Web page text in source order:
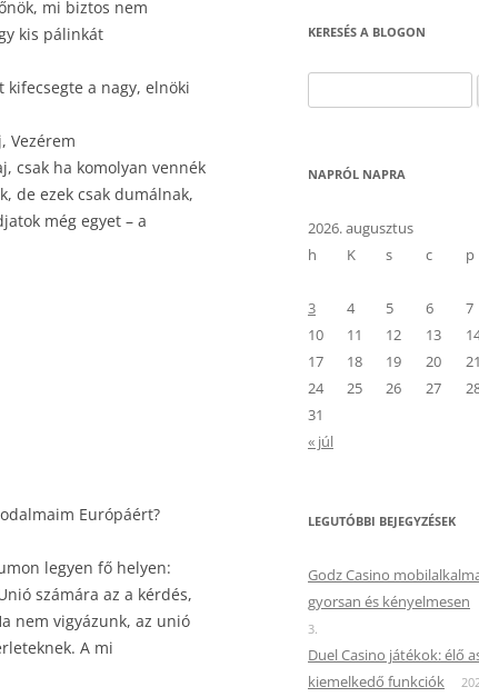
mi biztos nem
kis pálinkát
kifecsegte a nagy, elnöki
Vezérem
csak ha komolyan vennék
de ezek csak dumálnak,
még egyet – a
Európáért?
legyen fő helyen:
számára az a kérdés,
nem vigyázunk, az unió
A mi
KERESÉS A BLOGON
NAPRÓL NAPRA
2026. augusztus
h
K s c p
3
4 5 6 7
10
11 12 13
17
18 19 20 21
24
25 26 27
31
« júl
LEGUTÓBBI BEJEGYZÉSEK
Godz Casino
gyorsan és kényelmesen
3.
Duel Casino játékok: élő
kiemelkedő funkciók